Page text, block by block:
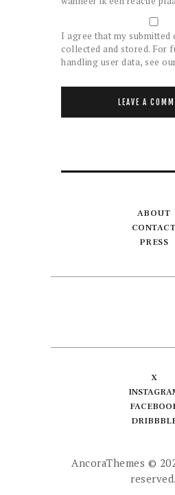
I agree that my submitted
collected and stored. For
handling user data, see
ABOUT
CONTACT
PRESS
X
AncoraThemes ©
reserved.